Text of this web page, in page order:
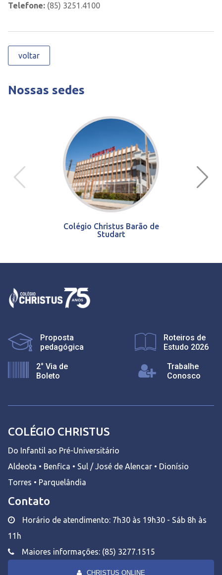
Telefone: (85) 3251.4100
voltar
Nossas sedes
Colégio Christus Barão de
Studart
Proposta
pedagógica
Roteiros de
Estudo 2026
2° Via de
Boleto
Trabalhe
Conosco
COLÉGIO CHRISTUS
Do Infantil ao Pré-Universitário
Aldeota • Benfica • Sul / José de Alencar • Dionísio
Torres • Parquelândia
Contato
Horário de atendimento: 7h30 às 19h30 - Sáb 8h às
11h
Maiores informações: (85) 3277.1515
CHRISTUS ONLINE